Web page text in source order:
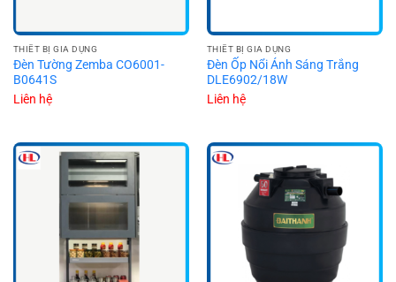
THIẾT BỊ GIA DỤNG
Đèn Tường Zemba CO6001-
B0641S
Liên hệ
THIẾT BỊ GIA DỤNG
Đèn Ốp Nổi Ánh Sáng Trắng
DLE6902/18W
Liên hệ